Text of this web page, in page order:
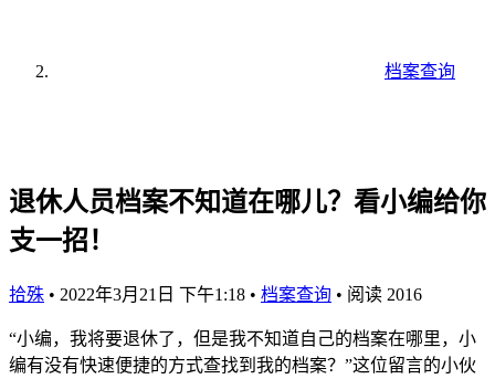
档案查询
退休人员档案不知道在哪儿？看小编给你
支一招！
拾殊 • 2022年3月21日 下午1:18 • 档案查询 • 阅读 2016
“小编，我将要退休了，但是我不知道自己的档案在哪里，小
编有没有快速便捷的方式查找到我的档案？”这位留言的小伙